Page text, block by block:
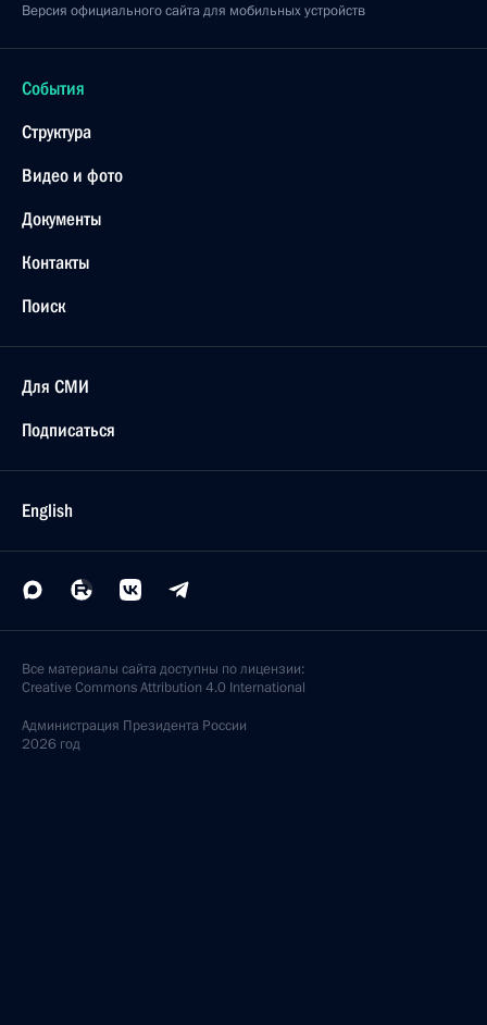
Версия официального сайта для мобильных устройств
События
Структура
Видео и фото
Документы
Контакты
Поиск
Для СМИ
Подписаться
English
Все материалы сайта доступны по лицензии:
Creative Commons Attribution 4.0 International
Администрация Президента России
2026 год